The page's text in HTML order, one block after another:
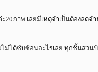
ภาพ เลยมีเหตุจำเป็นต้องลดจ
ม่ได้ซับซ้อนอะไรเลย ทุกชิ้นส่วน